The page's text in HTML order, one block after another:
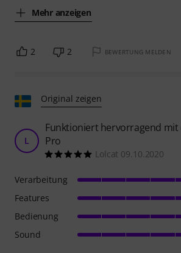
Mehr anzeigen
2 2 BEWERTUNG MELDEN
Original zeigen
L
Funktioniert hervorragend mit
Pro
Lolcat 09.10.2020
Verarbeitung
Features
Bedienung
Sound